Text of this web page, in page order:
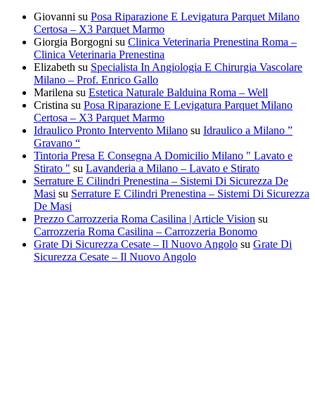
Giovanni su Posa Riparazione E Levigatura Parquet Milano
Certosa – X3 Parquet Marmo
Giorgia Borgogni su Clinica Veterinaria Prenestina Roma –
Clinica Veterinaria Prenestina
Elizabeth su Specialista In Angiologia E Chirurgia Vascolare
Milano – Prof. Enrico Gallo
Marilena su Estetica Naturale Balduina Roma – Well
Cristina su Posa Riparazione E Levigatura Parquet Milano
Certosa – X3 Parquet Marmo
Idraulico Pronto Intervento Milano su Idraulico a Milano ”
Gravano “
Tintoria Presa E Consegna A Domicilio Milano " Lavato e
Stirato " su Lavanderia a Milano – Lavato e Stirato
Serrature E Cilindri Prenestina – Sistemi Di Sicurezza De
Masi su Serrature E Cilindri Prenestina – Sistemi Di Sicurezza
De Masi
Prezzo Carrozzeria Roma Casilina | Article Vision su
Carrozzeria Roma Casilina – Carrozzeria Bonomo
Grate Di Sicurezza Cesate – Il Nuovo Angolo su Grate Di
Sicurezza Cesate – Il Nuovo Angolo